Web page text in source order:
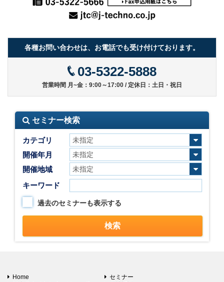
各種お問い合わせは、お電話でも受け付けております。
03-5322-5888
営業時間 月~金：9:00～17:00 / 定休日：土日・祝日
セミナー検索
カテゴリ
開催年月
開催地域
キーワード
過去のセミナーも表示する
Home
セミナー